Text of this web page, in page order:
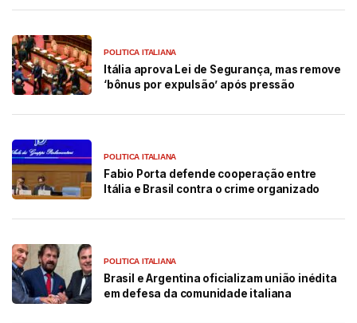
POLITICA ITALIANA
Itália aprova Lei de Segurança, mas remove
‘bônus por expulsão’ após pressão
POLITICA ITALIANA
Fabio Porta defende cooperação entre
Itália e Brasil contra o crime organizado
POLITICA ITALIANA
Brasil e Argentina oficializam união inédita
em defesa da comunidade italiana